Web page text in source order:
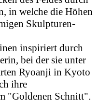
in welche die Höhen
Skulpturen-
inspiriert durch
bei der sie unter
Ryoanji in Kyoto
ihre
"Goldenen Schnitt".